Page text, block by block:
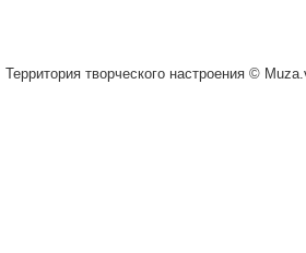
Территория творческого настроения ©